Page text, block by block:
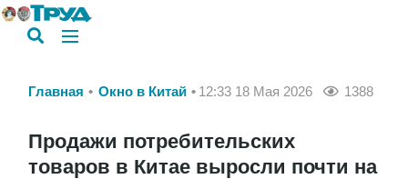
Главная Окно в Китай 12:33 18 Мая 2026 1388
Продажи потребительских
товаров в Китае выросли почти на